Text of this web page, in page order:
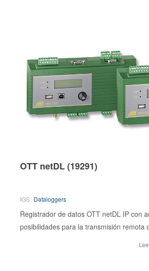
OTT netDL(19291)
IGS Dataloggers
Registrador de datos OTT netDL IP con
posibilidades para la transmisión remota